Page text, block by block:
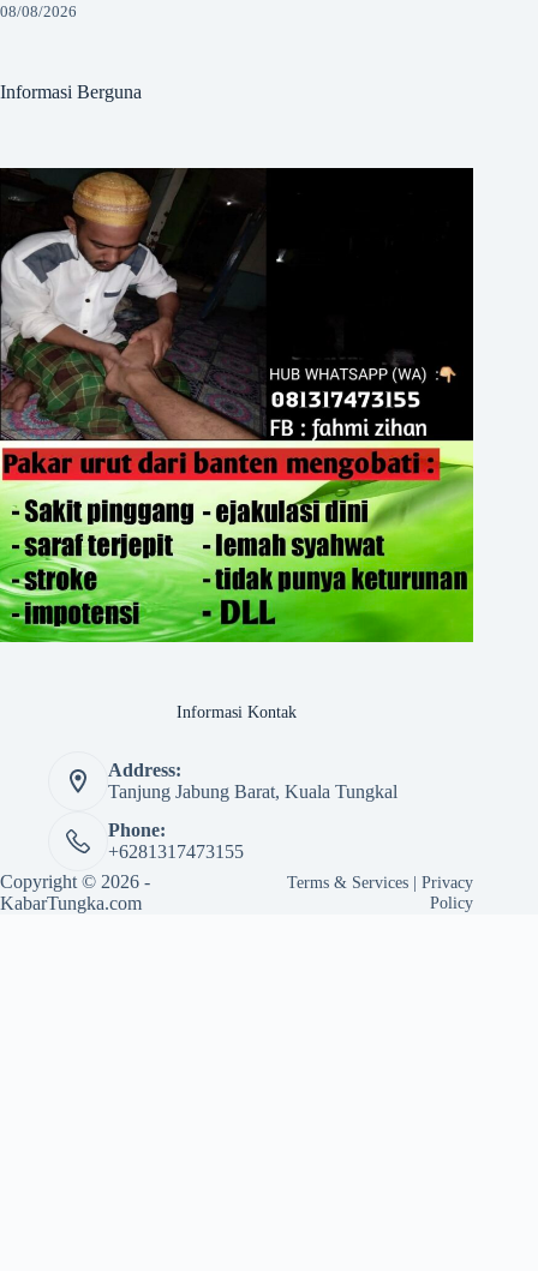
08/08/2026
Informasi Berguna
Informasi Kontak
Address:
Tanjung Jabung Barat, Kuala Tungkal
Phone:
+6281317473155
Copyright © 2026 -
KabarTungka.com
Terms & Services |Privacy
Policy